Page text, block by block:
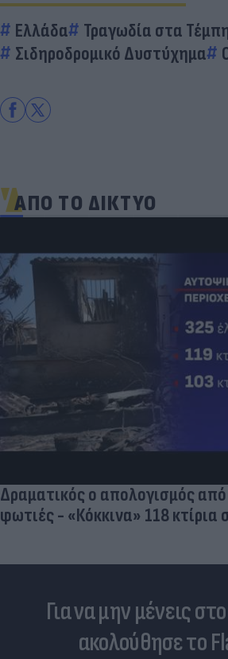
Ελλάδα
Τραγωδία στα
Σιδηροδρομικό Δυστύχημα
ΑΠΟ ΤΟ ΔΙΚΤΥΟ
Δραματικός ο απολογισμός
φωτιές - «Κόκκινα» 118 κτίρια
Για να μην μένεις
ακολούθησε το